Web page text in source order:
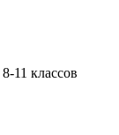
11 классов